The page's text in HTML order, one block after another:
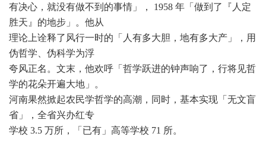
有决心，就没有做不到的事情」， 1958 年「做到了『人定
胜天』的地步」。他从
理论上诠释了风行一时的「人有多大胆，地有多大产」，用
伪哲学、伪科学为浮
夸风正名。文末，他欢呼「哲学跃进的钟声响了，行将见哲
学的花朵开遍大地」。
河南果然掀起农民学哲学的高潮，同时，基本实现「无文盲
省」，全省兴办红专
学校 3.5 万所，「已有」高等学校 71 所。